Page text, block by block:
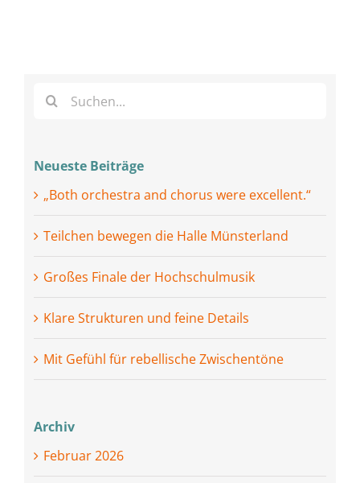
Suche
Neueste Beiträge
„Both orchestra and chorus were excellent.“
Teilchen bewegen die Halle Münsterland
Großes Finale der Hochschulmusik
Klare Strukturen und feine Details
Mit Gefühl für rebellische Zwischentöne
Archiv
Februar 2026